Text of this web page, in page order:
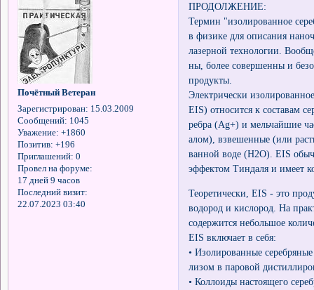
Почётный Ветеран
Зарегистрирован: 15.03.2009
Сообщений: 1045
Уважение: +1860
Позитив: +196
Приглашений: 0
Провел на форуме:
17 дней 9 часов
Последний визит:
22.07.2023 03:40
ПРОДОЛЖЕНИЕ:
Термин "изолированное
в физике для описания
лазерной технологии.
ны, более совершенны и
продукты.
Электрически
EIS) относится к составам
ребра (Ag+) и мельчайшие
алом), взвешенные (или
ванной воде (H2O). EIS
эффектом Тиндаля и имеет
Теоретически, EIS - это
водород и кислород. На
содержится небольшое
EIS включает в себя:
• Изолированные
лизом в паровой
• Коллоиды настоящего